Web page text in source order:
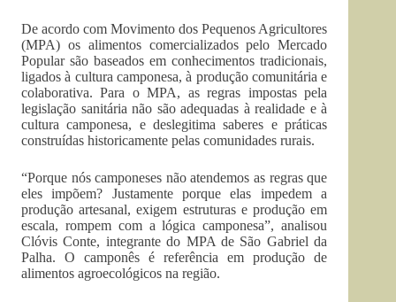
De acordo com Movimento dos Pequenos Agricultores
(MPA) os alimentos comercializados pelo Mercado
Popular são baseados em conhecimentos tradicionais,
ligados à cultura camponesa, à produção comunitária e
colaborativa. Para o MPA, as regras impostas pela
legislação sanitária não são adequadas à realidade e à
cultura camponesa, e deslegitima saberes e práticas
construídas historicamente pelas comunidades rurais.
“Porque nós camponeses não atendemos as regras que
eles impõem? Justamente porque elas impedem a
produção artesanal, exigem estruturas e produção em
escala, rompem com a lógica camponesa”, analisou
Clóvis Conte, integrante do MPA de São Gabriel da
Palha. O camponês é referência em produção de
alimentos agroecológicos na região.